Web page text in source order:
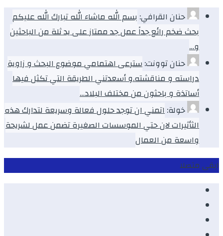
حنان القرافي: بسم الله ماشاء الله تبارك الله عليكم
بحث ضخم رائع جداً عمل جد ممتاز على يد ثلة من الباحثين
و…
حنان توونت:سترعى اهتمامي موضوع البحث و زاوية
دراسته و مناقشته.و أسعدتني الطريقة التي تكثل فيها
أساتذة و باحثون من مختلف البلاد…
خولة:اتمني ان توجد حلول فعالة وسريعة لتدارك هذه
الثأثيرات لان حتي الموسسات الصغيرة تضمن عمل لشريحة
واسعة من العمال
ابقى متصلا